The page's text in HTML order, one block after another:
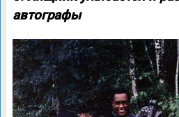
автографы